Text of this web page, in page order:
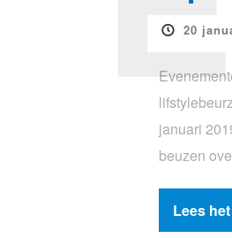
20
januari
beuzen
Lees